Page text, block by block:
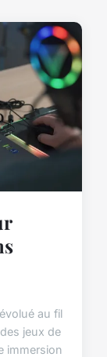
au fil
jeux de
immersion